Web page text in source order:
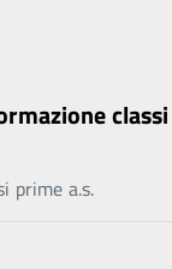
prime a.s.